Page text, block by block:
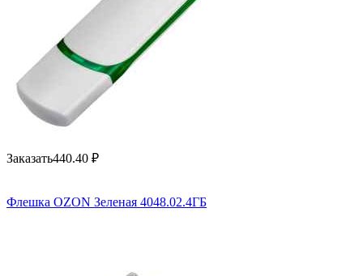
Заказать440.40 ₽
Флешка OZON Зеленая 4048.02.4ГБ